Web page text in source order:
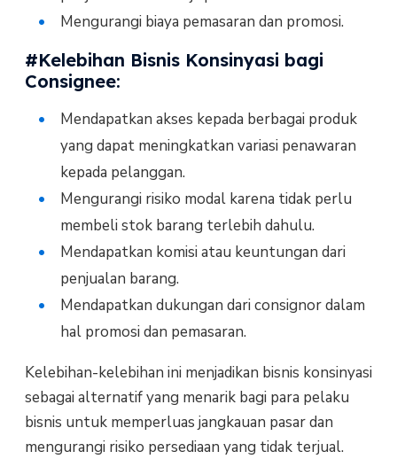
Mengurangi biaya pemasaran dan promosi.
#Kelebihan Bisnis Konsinyasi bagi
Consignee:
Mendapatkan akses kepada berbagai produk
yang dapat meningkatkan variasi penawaran
kepada pelanggan.
Mengurangi risiko modal karena tidak perlu
membeli stok barang terlebih dahulu.
Mendapatkan komisi atau keuntungan dari
penjualan barang.
Mendapatkan dukungan dari consignor dalam
hal promosi dan pemasaran.
Kelebihan-kelebihan ini menjadikan bisnis konsinyasi
sebagai alternatif yang menarik bagi para pelaku
bisnis untuk memperluas jangkauan pasar dan
mengurangi risiko persediaan yang tidak terjual.